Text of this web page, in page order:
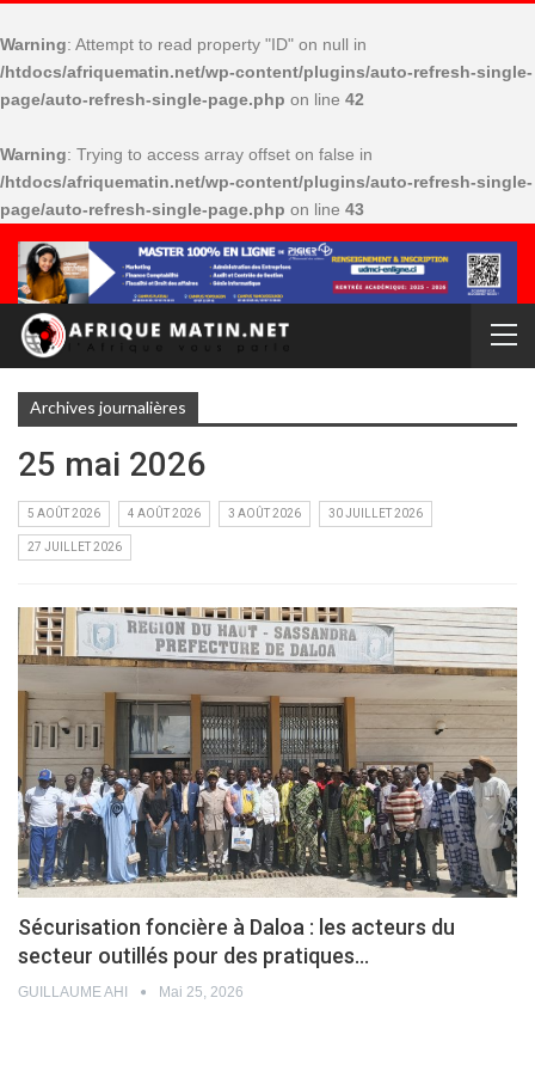
Warning: Attempt to read property "ID" on null in
/htdocs/afriquematin.net/wp-content/plugins/auto-refresh-single-
page/auto-refresh-single-page.php on line 42
Warning: Trying to access array offset on false in
/htdocs/afriquematin.net/wp-content/plugins/auto-refresh-single-
page/auto-refresh-single-page.php on line 43
Archives journalières
25 mai 2026
5 AOÛT 2026 4 AOÛT 2026 3 AOÛT 2026 30 JUILLET 2026
27 JUILLET 2026
Sécurisation foncière à Daloa : les acteurs du
secteur outillés pour des pratiques…
GUILLAUME AHI Mai 25, 2026